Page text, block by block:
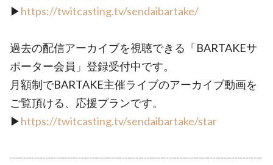
▶︎https://twitcasting.tv/sendaibartake/
過去の配信アーカイブを視聴できる「BARTAKEサ
ポーター会員」登録受付中です。
月額制でBARTAKE主催ライブのアーカイブ動画を
ご覧頂ける、応援プランです。
▶︎https://twitcasting.tv/sendaibartake/star
┈┈┈┈┈┈┈┈┈┈┈┈┈┈┈┈┈┈┈┈┈┈┈